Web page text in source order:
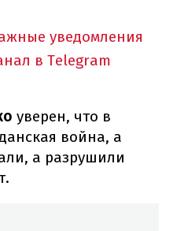
уведомления
в Telegram
уверен, что в
война, а
а разрушили